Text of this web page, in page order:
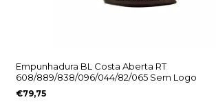
Empunhadura BL Costa Aberta RT
608/889/838/096/044/82/065 Sem Logo
€79,75